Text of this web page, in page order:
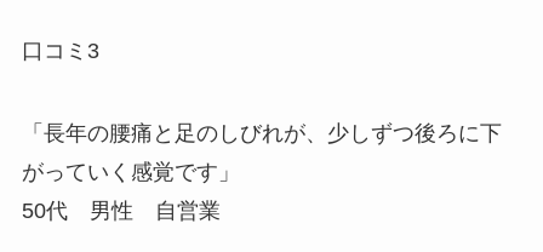
口コミ3
「長年の腰痛と足のしびれが、少しずつ後ろに下
がっていく感覚です」
50代 男性 自営業